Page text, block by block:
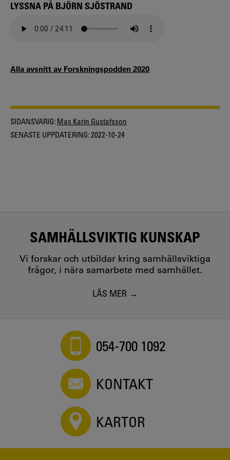
LYSSNA PÅ BJÖRN SJÖSTRAND
Alla avsnitt av Forskningspodden 2020
SIDANSVARIG: Mas Karin Gustafsson
SENASTE UPPDATERING:2022-10-24
SAMHÄLLSVIKTIG KUNSKAP
Vi forskar och utbildar kring samhällsviktiga
frågor, i nära samarbete med samhället.
LÄS MER
054-700 1092
KONTAKT
KARTOR